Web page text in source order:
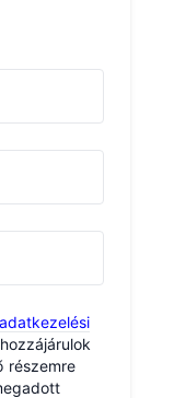
adatkezelési
részemre